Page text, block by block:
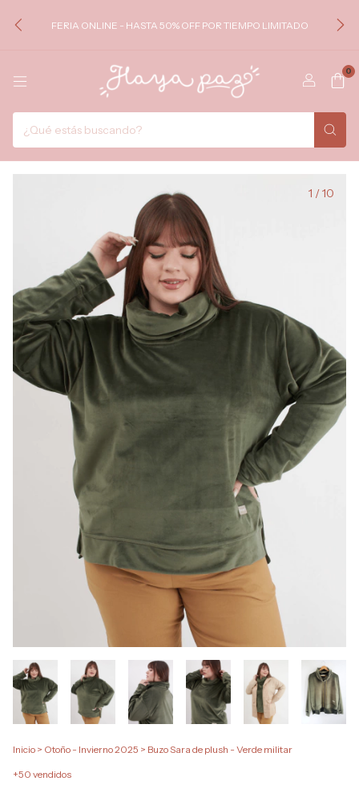
FERIA ONLINE - HASTA 50% OFF POR TIEMPO LIMITADO
0
1 /10
Inicio > Otoño - Invierno 2025 > Buzo Sara de plush - Verde militar
+50 vendidos